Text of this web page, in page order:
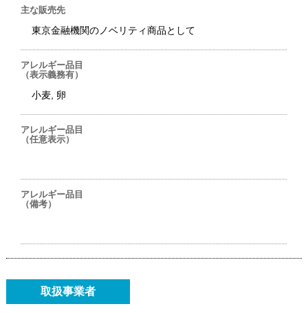
主な販売先
東京金融機関のノベリティ商品として
アレルギー品目
（表示義務有）
小麦, 卵
アレルギー品目
（任意表示）
アレルギー品目
（備考）
取扱事業者